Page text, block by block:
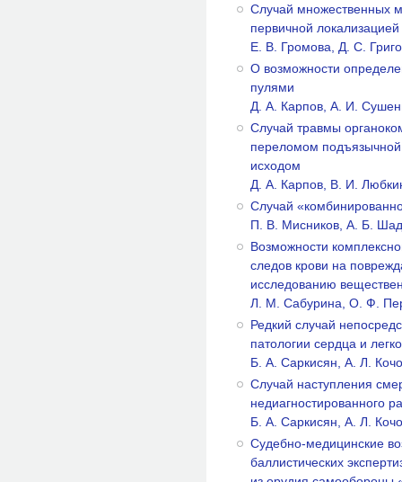
Случай множественных
первичной
Е. В. Громова, Д. С.
О возможности
пулями
Д. А. Карпов, А. И.
Случай травмы
переломом
исходом
Д. А. Карпов, В. И.
Случай
П. В. Мисников, А. Б.
Возможности
следов крови на
исследованию
Л. М. Сабурина, О. Ф.
Редкий случай
патологии сердца и
Б. А. Саркисян, А. Л.
Случай наступления
недиагностированного
Б. А. Саркисян, А. Л.
Судебно-медицинские
баллистических